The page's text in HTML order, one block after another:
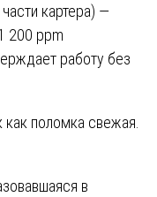
картера) —
200 ppm
работу без
поломка свежая.
в